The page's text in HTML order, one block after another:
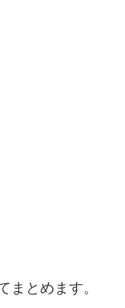
まとめます。